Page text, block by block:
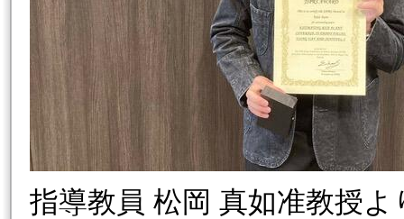
指導教員 松岡 真如准教授